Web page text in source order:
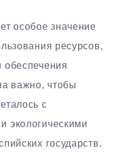
особое значение
ресурсов,
обеспечения
важно, чтобы
с
экологическими
государств.